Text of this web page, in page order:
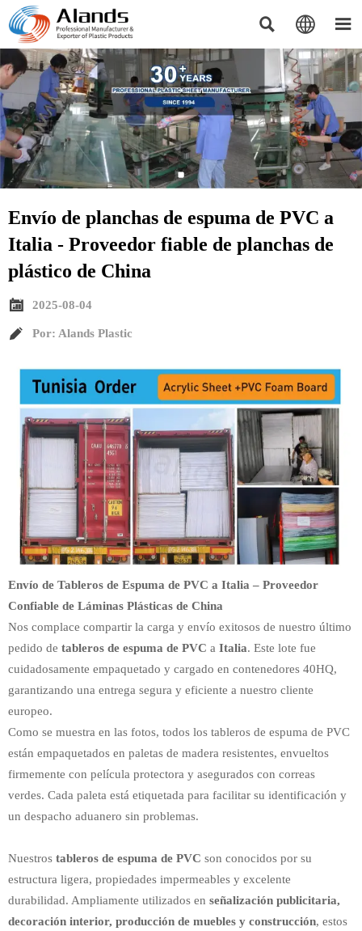
  
Envío de planchas de espuma de PVC a
Italia - Proveedor fiable de planchas de
plástico de China
 2025-08-04
 Por: Alands Plastic
Envío de Tableros de Espuma de PVC a Italia – Proveedor
Confiable de Láminas Plásticas de China
Nos complace compartir la carga y envío exitosos de nuestro último
pedido de tableros de espuma de PVC a Italia. Este lote fue
cuidadosamente empaquetado y cargado en contenedores 40HQ,
garantizando una entrega segura y eficiente a nuestro cliente
europeo.
Como se muestra en las fotos, todos los tableros de espuma de PVC
están empaquetados en paletas de madera resistentes, envueltos
firmemente con película protectora y asegurados con correas
verdes. Cada paleta está etiquetada para facilitar su identificación y
un despacho aduanero sin problemas.
Nuestros tableros de espuma de PVC son conocidos por su
estructura ligera, propiedades impermeables y excelente
durabilidad. Ampliamente utilizados en señalización publicitaria,
decoración interior, producción de muebles y construcción, estos